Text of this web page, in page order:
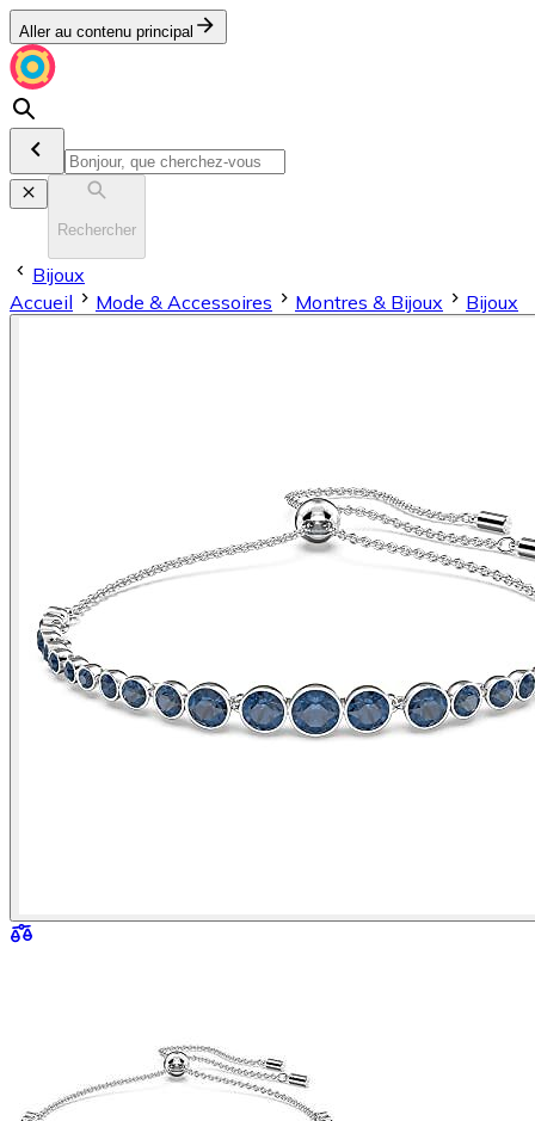
Aller au contenu principal
Rechercher
Bijoux
Accueil
Mode & Accessoires Montres & Bijoux Bijoux